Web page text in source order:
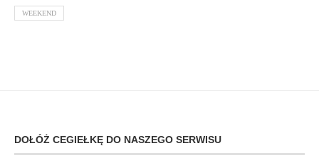
WEEKEND
DOŁÓŻ CEGIEŁKĘ DO NASZEGO SERWISU